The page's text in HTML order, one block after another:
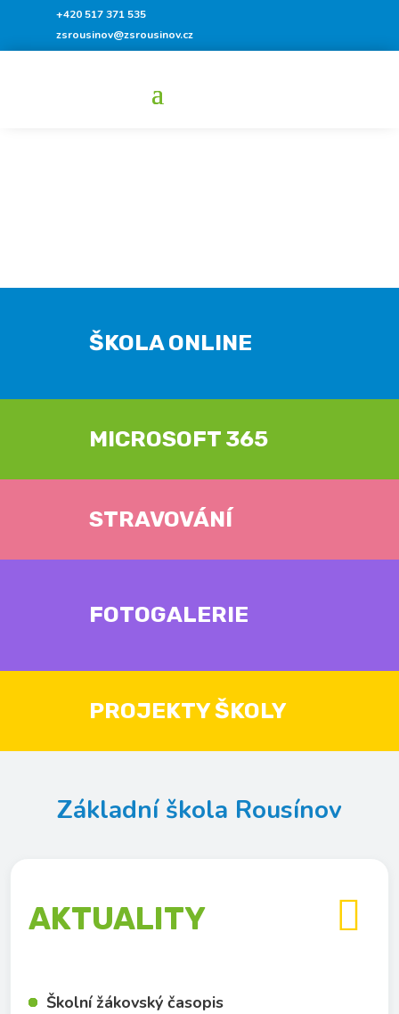
+420 517 371 535
zsrousinov@zsrousinov.cz
ŠKOLA ONLINE
MICROSOFT 365
STRAVOVÁNÍ
FOTOGALERIE
PROJEKTY ŠKOLY
Základní škola Rousínov
AKTUALITY
Školní žákovský časopis
